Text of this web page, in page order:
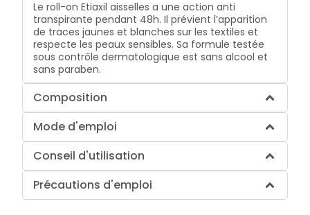
Le roll-on Etiaxil aisselles a une action anti
transpirante pendant 48h. Il prévient l’apparition
de traces jaunes et blanches sur les textiles et
respecte les peaux sensibles. Sa formule testée
sous contrôle dermatologique est sans alcool et
sans paraben.
Composition
Mode d'emploi
Conseil d'utilisation
Précautions d'emploi